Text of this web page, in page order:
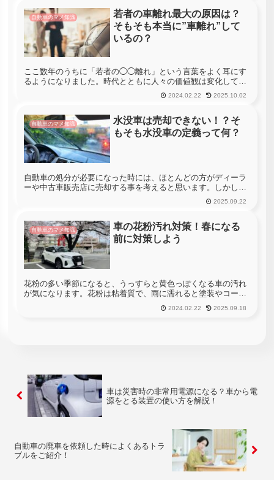
自動車のマメ知識
若者の車離れ最大の原因は？
そもそも本当に”車離れ”して
いるの？
ここ数年のうちに「若者の◯◯離れ」という言葉をよく耳にす
るようになりました。時代とともに人々の価値観は変化してい
き、世代間によるギャップが生じることは今に始まったことで
はありません。しかし、自動車の分野においては近年急激に販
2024.02.22 2025.10.02
自動車のマメ知識
水没車は売却できない！？そ
もそも水没車の定義って何？
自動車の処分が必要になった時には、ほとんどの方がディーラ
ーや中古車販売店に売却する事を考えると思います。しかし、
処分を考えている自動車が事故車や水没車の場合、買い取って
もらう事が出来ないと言うお話はよく聞きますよね。ここで疑
2025.09.22
自動車のマメ知識
車の花粉汚れ対策！春になる
前に対策しよう
花粉の多い季節になると、うっすらと黄色っぽくなる車の汚れ
が気になります。花粉は粘着質で、雨に濡れると塗装やコーテ
ィングに付着して、そのまま手入れを放っておくと乾燥して取
れにくいシミになってしまうこともあります。たかが花粉と油
2024.02.22 2025.09.18
車は災害時の非常用電源になる？車から電
源をとる装置の使い方を解説！
自動車の廃車を依頼した時によくあるトラ
ブルをご紹介！